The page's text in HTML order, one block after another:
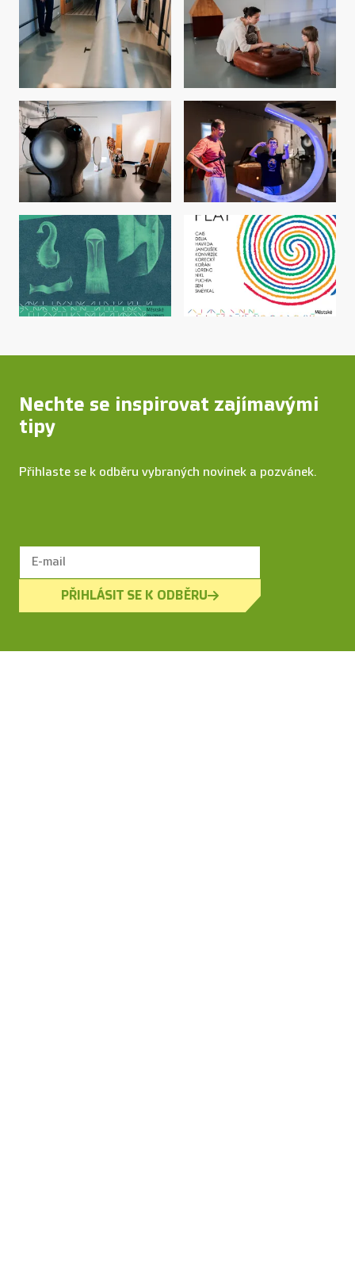
Nechte se inspirovat zajímavými
tipy
Přihlaste se k odběru vybraných novinek a pozvánek.
PŘIHLÁSIT SE K ODBĚRU